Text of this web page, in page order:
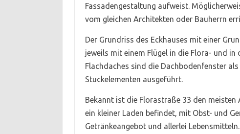
Fassadengestaltung aufweist.
vom gleichen Architekten oder Bauherrn
Der Grundriss des Eckhauses mit einer
jeweils mit einem Flügel in die Flora- und
Flachdaches sind die Dachbodenfenster
Stuckelementen ausgeführt.
Bekannt ist die Florastraße 33 den
ein kleiner Laden befindet, mit Obst- und
Getränkeangebot und allerlei